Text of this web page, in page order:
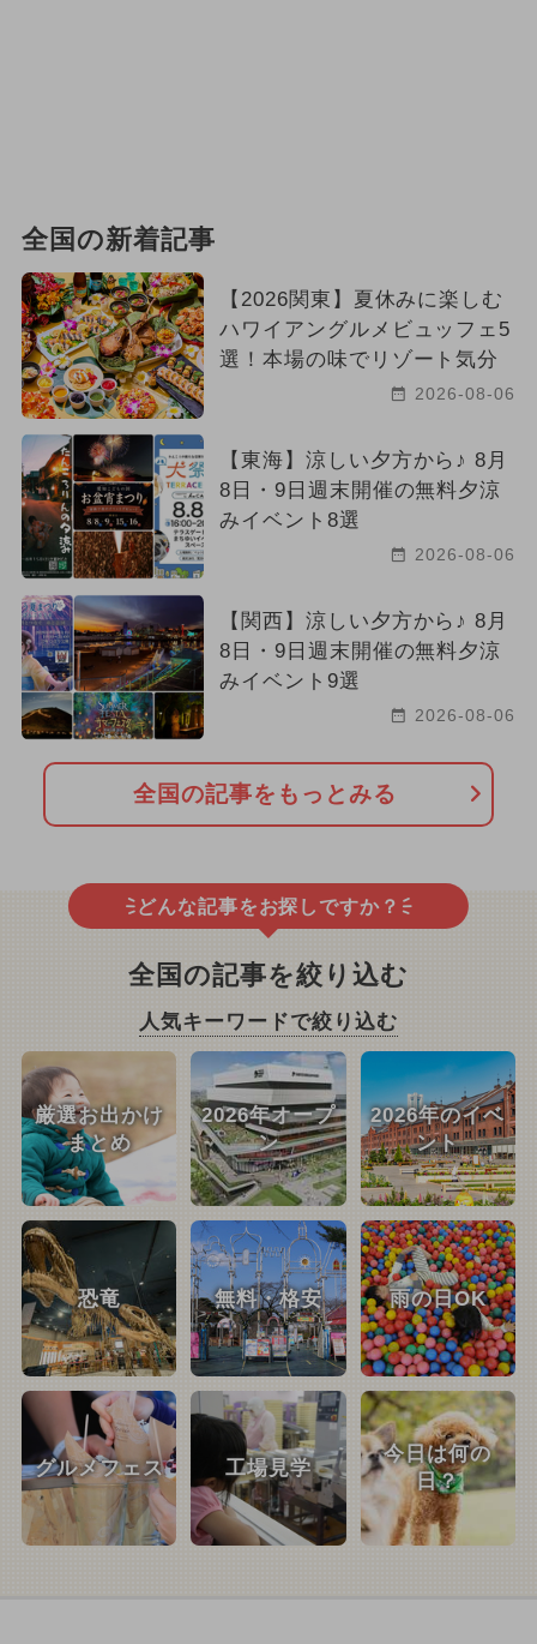
全国の新着記事
【2026関東】夏休みに楽しむ
ハワイアングルメビュッフェ5
選！本場の味でリゾート気分
2026-08-06
【東海】涼しい夕方から♪ 8月
8日・9日週末開催の無料夕涼
みイベント8選
2026-08-06
【関西】涼しい夕方から♪ 8月
8日・9日週末開催の無料夕涼
みイベント9選
2026-08-06
全国の記事をもっとみる
どんな記事をお探しですか？
全国の記事を絞り込む
人気キーワードで絞り込む
厳選お出かけ
まとめ
2026年オープ
ン
2026年のイベ
ント
恐竜 無料・格安 雨の日OK
グルメフェス 工場見学
今日は何の
日？